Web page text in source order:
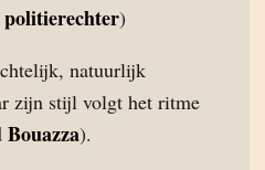
)
natuurlijk
zijn stijl volgt het ritme
).